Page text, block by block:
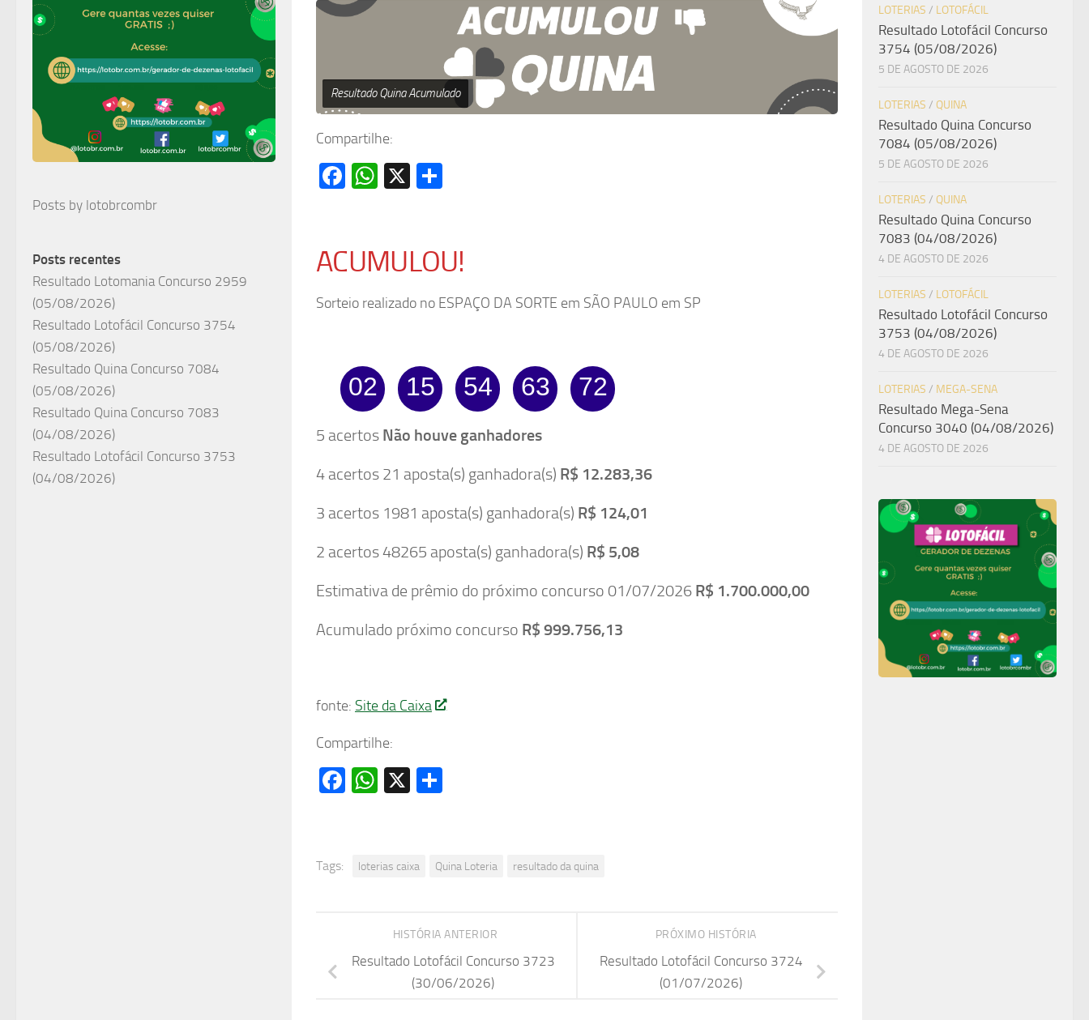
Resultado Quina Acumulado
Compartilhe:
Facebook
WhatsApp
X
ACUMULOU!
Sorteio realizado no ESPAÇO DA SORTE em SÃO PAULO em SP
02 15 54 63 72
5 acertos Não houve ganhadores
4 acertos 21 aposta(s) ganhadora(s) R$ 12.283,36
3 acertos 1981 aposta(s) ganhadora(s) R$ 124,01
2 acertos 48265 aposta(s) ganhadora(s) R$ 5,08
Estimativa de prêmio do próximo concurso 01/07/2026 R$ 1.700.000,00
Acumulado próximo concurso R$ 999.756,13
fonte: Site da Caixa
Compartilhe:
Facebook
WhatsApp
X
Tags: loterias caixa Quina Loteria resultado da quina
PRÓXIMO HISTÓRIA
Resultado Lotofácil Concurso 3724
(01/07/2026)
HISTÓRIA ANTERIOR
Resultado Lotofácil Concurso 3723
(30/06/2026)
Posts by lotobrcombr
Posts recentes
Resultado Lotomania Concurso 2959
(05/08/2026)
Resultado Lotofácil Concurso 3754
(05/08/2026)
Resultado Quina Concurso 7084
(05/08/2026)
Resultado Quina Concurso 7083
(04/08/2026)
Resultado Lotofácil Concurso 3753
(04/08/2026)
LOTERIAS / LOTOFÁCIL
Resultado Lotofácil Concurso
3754 (05/08/2026)
5 DE AGOSTO DE 2026
LOTERIAS / QUINA
Resultado Quina Concurso
7084 (05/08/2026)
5 DE AGOSTO DE 2026
LOTERIAS / QUINA
Resultado Quina Concurso
7083 (04/08/2026)
4 DE AGOSTO DE 2026
LOTERIAS / LOTOFÁCIL
Resultado Lotofácil Concurso
3753 (04/08/2026)
4 DE AGOSTO DE 2026
LOTERIAS / MEGA-SENA
Resultado Mega-Sena
Concurso 3040 (04/08/2026)
4 DE AGOSTO DE 2026